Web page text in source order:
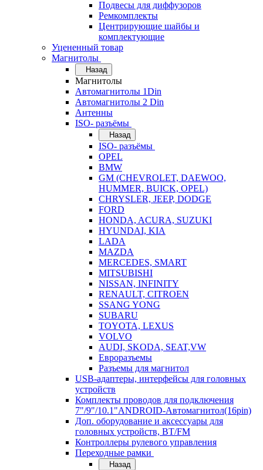
Подвесы для диффузоров
Ремкомплекты
Центрирующие шайбы и
комплектующие
Уцененный товар
Магнитолы
Назад
Магнитолы
Автомагнитолы 1Din
Автомагнитолы 2 Din
Антенны
ISO- разъёмы
Назад
ISO- разъёмы
OPEL
BMW
GM (CHEVROLET, DAEWOO,
HUMMER, BUICK, OPEL)
CHRYSLER, JEEP, DODGE
FORD
HONDA, ACURA, SUZUKI
HYUNDAI, KIA
LADA
MAZDA
MERCEDES, SMART
MITSUBISHI
NISSAN, INFINITY
RENAULT, CITROEN
SSANG YONG
SUBARU
TOYOTA, LEXUS
VOLVO
AUDI, SKODA, SEAT,VW
Евроразъемы
Разъемы для магнитол
USB-адаптеры, интерфейсы для головных
устройств
Комплекты проводов для подключения
7"/9"/10.1"ANDROID-Автомагнитол(16pin)
Доп. оборудование и аксессуары для
головных устройств, BT/FM
Контроллеры рулевого управления
Переходные рамки
Назад